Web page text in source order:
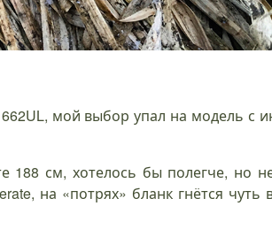
мой выбор упал на модель с
188 см, хотелось бы полегче, но
на «потрях» бланк гнётся